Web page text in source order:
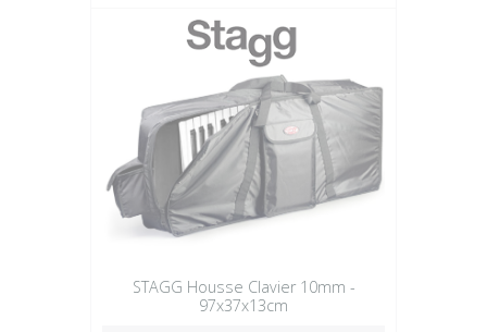
STAGG Housse Clavier 10mm -
97x37x13cm